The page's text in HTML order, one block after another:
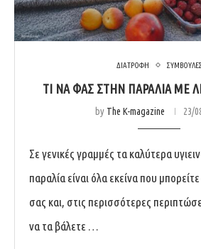
ΔΙΑΤΡΟΦΗ ΣΥΜΒΟΥΛΕΣ
ΤΙ ΝΑ ΦΑΣ ΣΤΗΝ ΠΑΡΑΛΙΑ ΜΕ
by The K-magazine 23/
Σε γενικές γραμμές τα καλύτερα
παραλία είναι όλα εκείνα που
σας και, στις περισσότερες
να τα βάλετε …